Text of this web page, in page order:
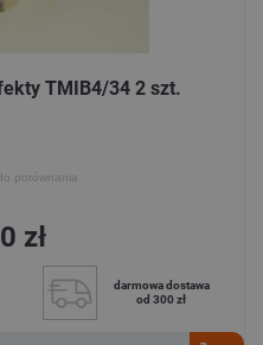
TMIB4/34 2 szt.
porównania
zł
darmowa dostawa
od 300 zł